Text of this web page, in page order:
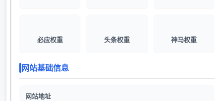
必应权重 头条权重 神马权重
网站基础信息
网站地址